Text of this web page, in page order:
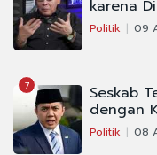
karena
Politik 09
7 Seskab
dengan
Politik 08